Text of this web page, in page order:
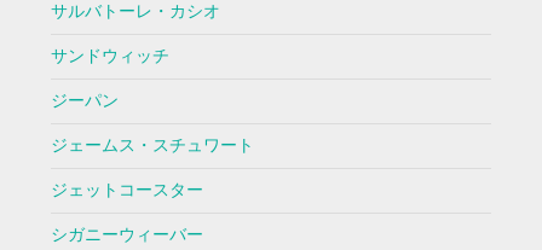
サルバトーレ・カシオ
サンドウィッチ
ジーパン
ジェームス・スチュワート
ジェットコースター
シガニーウィーバー